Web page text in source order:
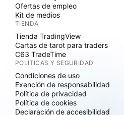
Ofertas de empleo
Kit de medios
TIENDA
Tienda TradingView
Cartas de tarot para traders
C63 TradeTime
POLÍTICAS Y SEGURIDAD
Condiciones de uso
Exención de responsabilidad
Política de privacidad
Política de cookies
Declaración de accesibilidad